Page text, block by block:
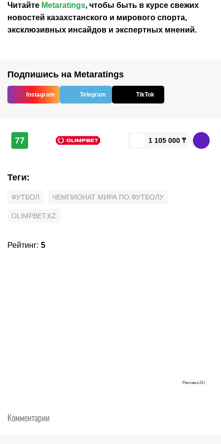
Читайте Metaratings, чтобы быть в курсе свежих
новостей казахстанского и мирового спорта,
эксклюзивных инсайдов и экспертных мнений.
Подпишись на Metaratings
Instagram Telegram TikTok
77 1 105 000 ₸
Теги:
ФУТБОЛ ЧЕМПИОНАТ МИРА ПО ФУТБОЛУ
OLIMPBET.KZ
Рейтинг: 5
Реклама 21+
Комментарии